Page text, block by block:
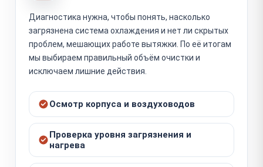
Диагностика нужна, чтобы понять, насколько
загрязнена система охлаждения и нет ли скрытых
проблем, мешающих работе вытяжки. По её итогам
мы выбираем правильный объём очистки и
исключаем лишние действия.
Осмотр корпуса и воздуховодов
Проверка уровня загрязнения и
нагрева